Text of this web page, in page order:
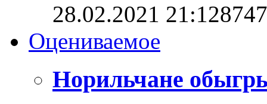
28.02.2021 21:128747
Оцениваемое
Норильчане